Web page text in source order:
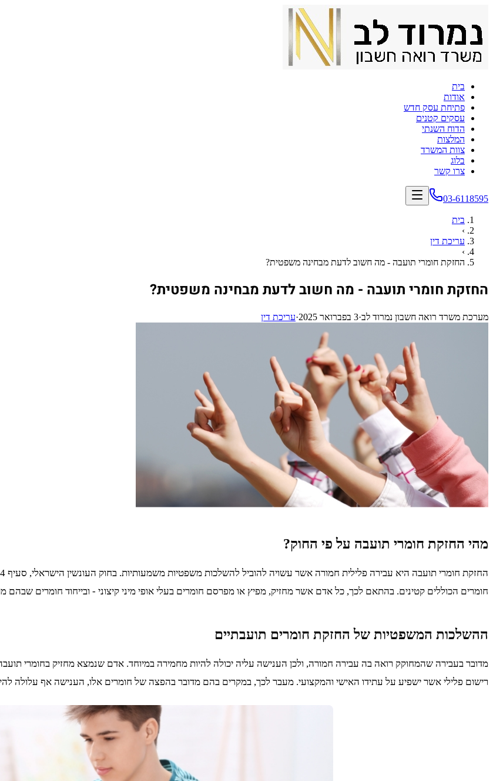
בית
אודות
פתיחת עסק חדש
עסקים קטנים
הדוח השנתי
המלצות
צוות המשרד
בלוג
צרו קשר
03-6118595
בית
›
עריכת דין
›
החזקת חומרי תועבה - מה חשוב לדעת מבחינה משפטית?
החזקת חומרי תועבה - מה חשוב לדעת מבחינה משפטית?
מערכת משרד רואה חשבון נמרוד לב·3 בפברואר 2025 ·עריכת דין
מהי החזקת חומרי תועבה על פי החוק?
חומרים הכוללים קטינים. בהתאם לכך, כל אדם אשר מחזיק, מפיץ או מפרסם חומרים בעלי אופי מיני קיצוני - ובייחוד חומרים שבהם
ההשלכות המשפטיות של החזקת חומרים תועבתיים
מדובר בעבירה שהמחוקק רואה בה עבירה חמורה, ולכן הענישה עליה יכולה להיות מחמירה במיוחד. אדם שנמצא מחזיק בחומרי
רישום פלילי אשר ישפיע על עתידו האישי והמקצועי. מעבר לכך, במקרים בהם מדובר בהפצה של חומרים אלו, הענישה אף עלולה